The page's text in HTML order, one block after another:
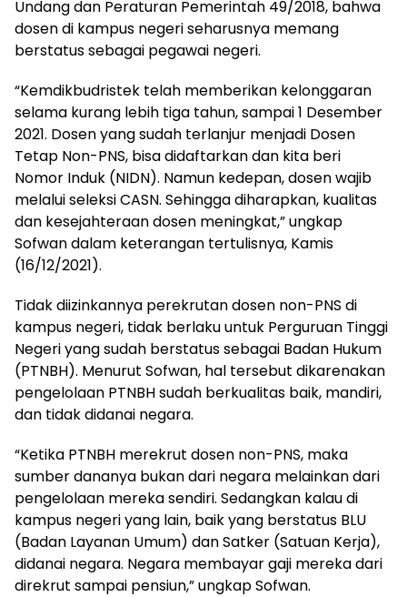
Undang dan Peraturan Pemerintah 49/2018, bahwa
dosen di kampus negeri seharusnya memang
berstatus sebagai pegawai negeri.
“Kemdikbudristek telah memberikan kelonggaran
selama kurang lebih tiga tahun, sampai 1 Desember
2021. Dosen yang sudah terlanjur menjadi Dosen
Tetap Non-PNS, bisa didaftarkan dan kita beri
Nomor Induk (NIDN). Namun kedepan, dosen wajib
melalui seleksi CASN. Sehingga diharapkan, kualitas
dan kesejahteraan dosen meningkat,” ungkap
Sofwan dalam keterangan tertulisnya, Kamis
(16/12/2021).
Tidak diizinkannya perekrutan dosen non-PNS di
kampus negeri, tidak berlaku untuk Perguruan Tinggi
Negeri yang sudah berstatus sebagai Badan Hukum
(PTNBH). Menurut Sofwan, hal tersebut dikarenakan
pengelolaan PTNBH sudah berkualitas baik, mandiri,
dan tidak didanai negara.
“Ketika PTNBH merekrut dosen non-PNS, maka
sumber dananya bukan dari negara melainkan dari
pengelolaan mereka sendiri. Sedangkan kalau di
kampus negeri yang lain, baik yang berstatus BLU
(Badan Layanan Umum) dan Satker (Satuan Kerja),
didanai negara. Negara membayar gaji mereka dari
direkrut sampai pensiun,” ungkap Sofwan.